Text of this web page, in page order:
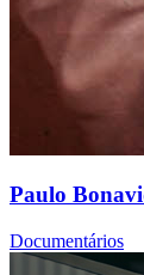
Paulo
Documentários